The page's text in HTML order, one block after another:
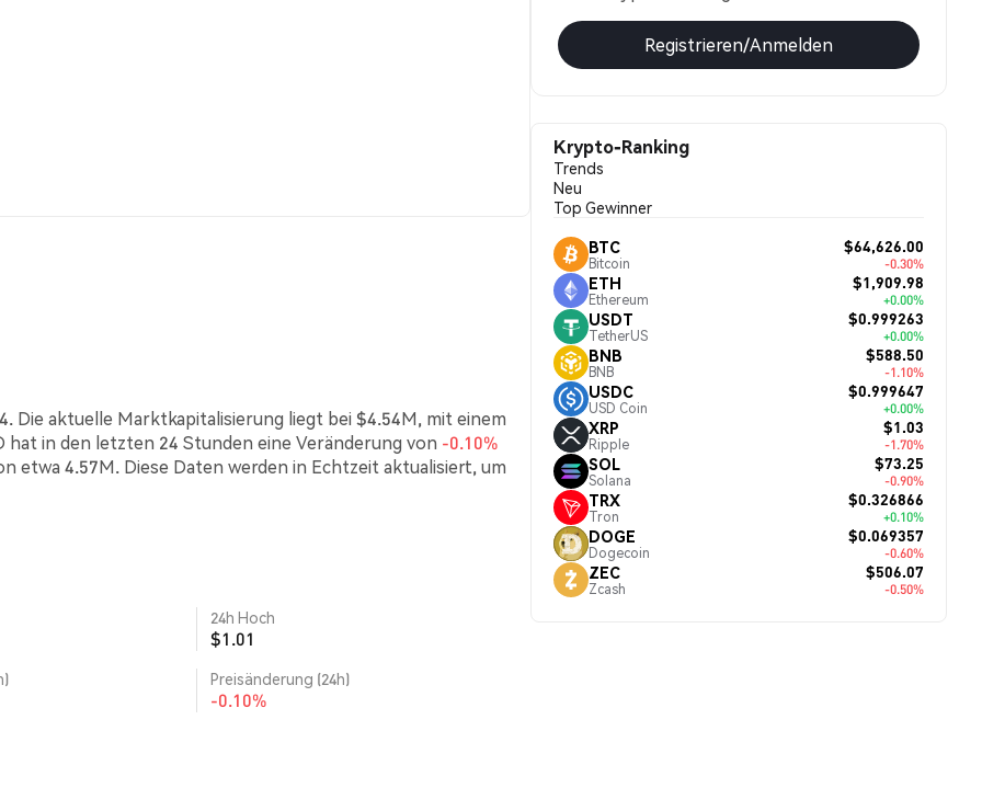
Die aktuelle Marktkapitalisierung liegt bei $4.54M, mit einem
in den letzten 24 Stunden eine Veränderung von -0.10%
etwa 4.57M. Diese Daten werden in Echtzeit aktualisiert, um
24h Hoch
$1.01
Preisänderung (24h)
-0.10%
Registrieren/Anmelden
Krypto-Ranking
Trends
Neu
Top Gewinner
BTC
Bitcoin
$64,626.00
-0.30%
ETH
Ethereum
$1,909.98
+0.00%
USDT
TetherUS
$0.999263
+0.00%
BNB
BNB
$588.50
-1.10%
USDC
USD Coin
$0.999647
+0.00%
XRP
Ripple
$1.03
-1.70%
SOL
Solana
$73.25
-0.90%
TRX
Tron
$0.326866
+0.10%
DOGE
Dogecoin
$0.069357
-0.60%
ZEC
Zcash
$506.07
-0.50%